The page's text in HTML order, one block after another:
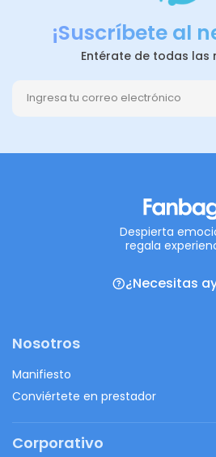
¡Suscríbete al
Entérate de todas las
Despierta
regala
¿Necesitas
Nosotros
Manifiesto
Conviértete en prestador
Corporativo